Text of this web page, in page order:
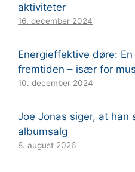
aktiviteter
16. december 2024
Energieffektive døre:
fremtiden – især for
10. december 2024
Joe Jonas siger, at han
albumsalg
8. august 2026